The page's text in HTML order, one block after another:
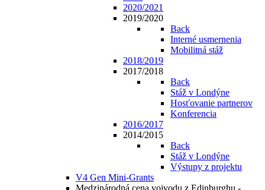
2020/2021
2019/2020
Back
Interné usmernenia
Mobilitná stáž
2018/2019
2017/2018
Back
Stáž v Londýne
Hosťovanie partnerov
Konferencia
2016/2017
2014/2015
Back
Stáž v Londýne
Výstupy z projektu
V4 Gen Mini-Grants
Medzinárodná cena vojvodu z Edinburghu -